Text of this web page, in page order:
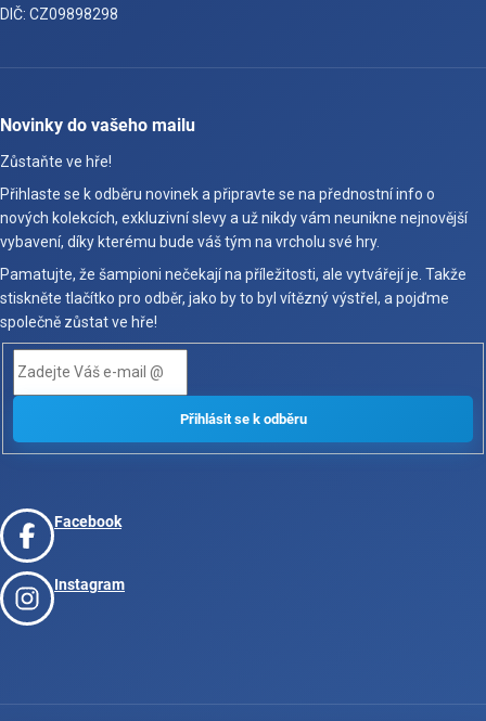
DIČ: CZ09898298
Novinky do vašeho mailu
Zůstaňte ve hře!
Přihlaste se k odběru novinek a připravte se na přednostní info o
nových kolekcích, exkluzivní slevy a už nikdy vám neunikne nejnovější
vybavení, díky kterému bude váš tým na vrcholu své hry.
Pamatujte, že šampioni nečekají na příležitosti, ale vytvářejí je. Takže
stiskněte tlačítko pro odběr, jako by to byl vítězný výstřel, a pojďme
společně zůstat ve hře!
Facebook
Instagram